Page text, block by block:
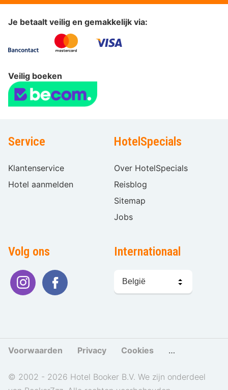
Je betaalt veilig en gemakkelijk via:
Veilig boeken
Service
Klantenservice
Hotel aanmelden
HotelSpecials
Over HotelSpecials
Reisblog
Sitemap
Jobs
Volg ons Internationaal
kiezen
Voorwaarden Privacy Cookies Cookies
© 2002 - 2026 Hotel Booker B.V. We zijn onderdeel